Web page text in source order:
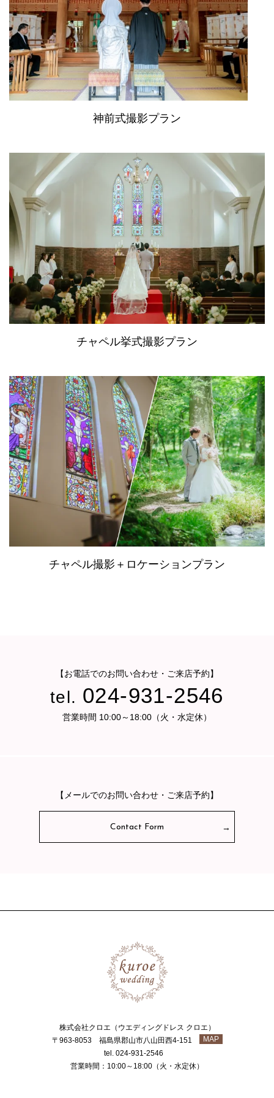
神前式撮影プラン
チャペル挙式撮影プラン
チャペル撮影＋ロケーションプラン
【お電話でのお問い合わせ・ご来店予約】
tel. 024-931-2546
営業時間 10:00～18:00（火・水定休）
【メールでのお問い合わせ・ご来店予約】
Contact Form
株式会社クロエ（ウエディングドレス クロエ）
〒963-8053 福島県郡山市八山田西4-151
MAP
tel. 024-931-2546
営業時間：10:00～18:00（火・水定休）